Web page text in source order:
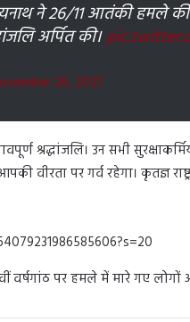
ने 26/11 आतंकी हमले
अर्पित की।
26, 2021
श्रद्धांजलि। उन सभी
वीरता पर गर्व रहेगा। कृतज्ञ
वर्षगांठ पर हमले में मारे गए लोगों